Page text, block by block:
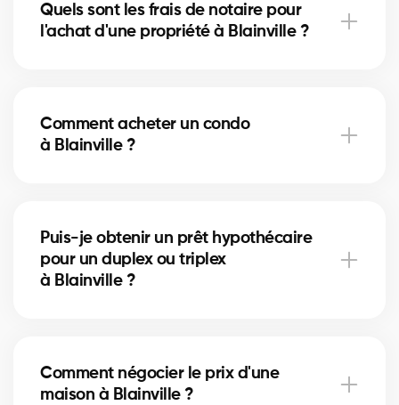
pièce d'identité et d'une lettre de préapprobation.
Nos experts vous accompagnent dans chaque
Quels sont les frais de notaire pour
l'achat d'une propriété à Blainville ?
vérification des titres et l’inscription hypothécaire.
Nos courtiers peuvent vous aider à estimer ces
Comment acheter un condo
à Blainville ?
de la copropriété. Nos courtiers vous guident pour
éviter les mauvaises surprises.
Puis-je obtenir un prêt hypothécaire
pour un duplex ou triplex
à Blainville ?
locatifs. Ils vous aident à financer votre projet
immobilier et optimiser votre mise de fonds.
Comment négocier le prix d'une
maison à Blainville ?